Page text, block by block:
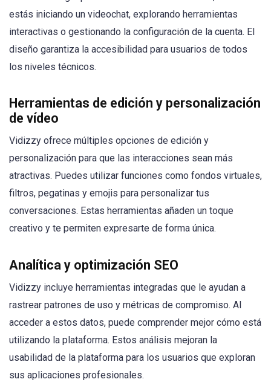
estás iniciando un videochat, explorando herramientas
interactivas o gestionando la configuración de la cuenta. El
diseño garantiza la accesibilidad para usuarios de todos
los niveles técnicos.
Herramientas de edición y personalización
de vídeo
Vidizzy ofrece múltiples opciones de edición y
personalización para que las interacciones sean más
atractivas. Puedes utilizar funciones como fondos virtuales,
filtros, pegatinas y emojis para personalizar tus
conversaciones. Estas herramientas añaden un toque
creativo y te permiten expresarte de forma única.
Analítica y optimización SEO
Vidizzy incluye herramientas integradas que le ayudan a
rastrear patrones de uso y métricas de compromiso. Al
acceder a estos datos, puede comprender mejor cómo está
utilizando la plataforma. Estos análisis mejoran la
usabilidad de la plataforma para los usuarios que exploran
sus aplicaciones profesionales.